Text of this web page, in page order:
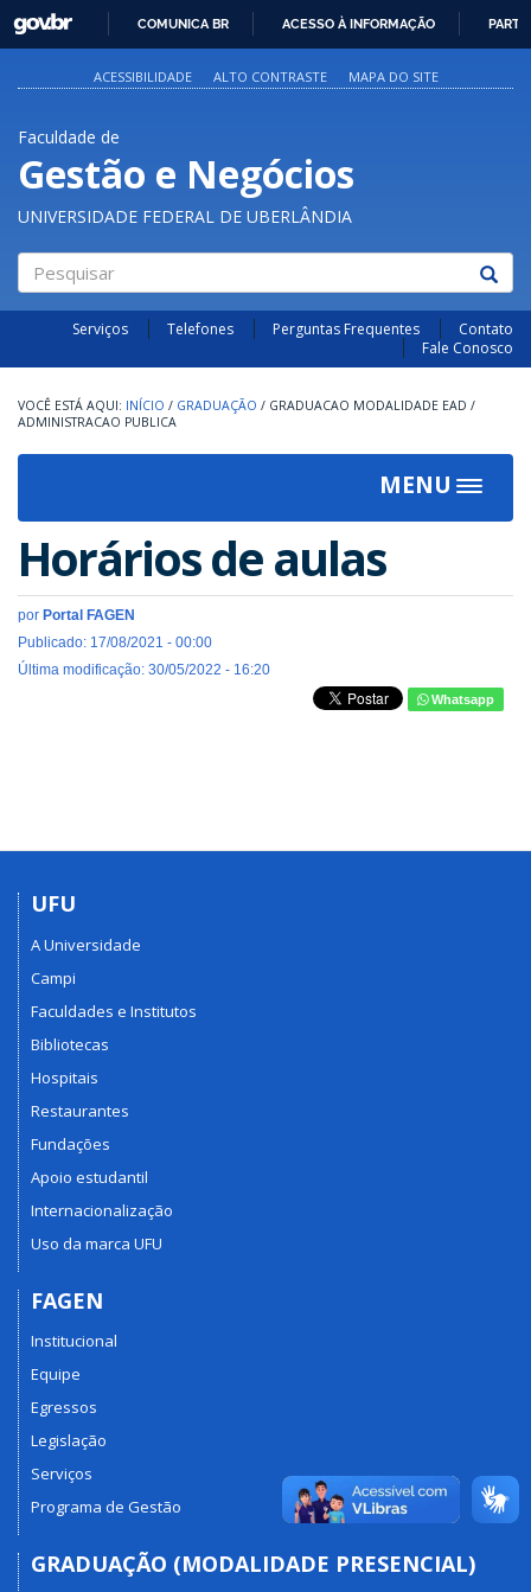
PARA
O
GOVBR
COMUNICA BR ACESSO À INFORMAÇÃO
ACESSIBILIDADE ALTO CONTRASTE MAPA DO SITE
Faculdade de
Gestão e Negócios
UNIVERSIDADE FEDERAL DE UBERLÂNDIA
Pesquisar
Serviços Telefones Perguntas Frequentes
Contato
Fale Conosco
INÍCIO / GRADUAÇÃO / GRADUACAO MODALIDADE EAD /
ADMINISTRACAO PUBLICA
MENU
Toggle
Horários de aulas
por Portal FAGEN
Publicado: 17/08/2021 - 00:00
Última modificação: 30/05/2022 - 16:20
Whatsapp
UFU
A Universidade
Campi
Faculdades e Institutos
Bibliotecas
Hospitais
Restaurantes
Fundações
Apoio estudantil
Internacionalização
Uso da marca UFU
FAGEN
Institucional
Equipe
Egressos
Legislação
Serviços
Programa de Gestão
GRADUAÇÃO (MODALIDADE PRESENCIAL)